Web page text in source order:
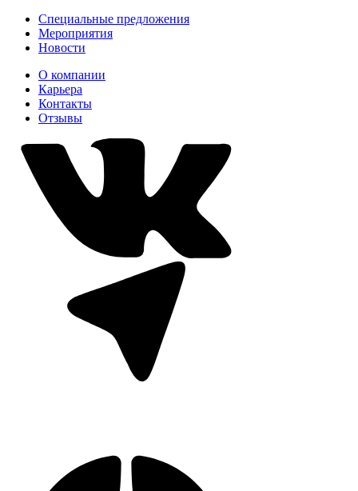
Специальные предложения
Мероприятия
Новости
О компании
Карьера
Контакты
Отзывы